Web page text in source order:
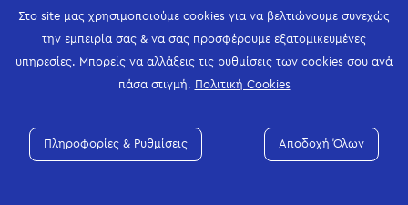
Στο site μας χρησιμοποιούμε cookies για να βελτιώνουμε συνεχώς
την εμπειρία σας & να σας προσφέρουμε εξατομικευμένες
υπηρεσίες. Μπορείς να αλλάξεις τις ρυθμίσεις των cookies σου ανά
πάσα στιγμή. Πολιτική Cookies
Πληροφορίες & Ρυθμίσεις Αποδοχή Όλων